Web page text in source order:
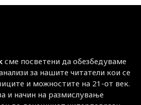
сме посветени да обезбедуваме
за нашите читатели кои се
и можностите на 21-от век.
и начин на размислување